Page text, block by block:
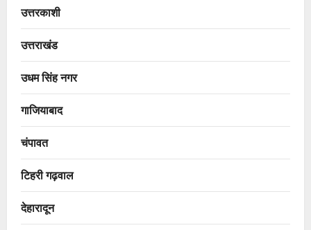
उत्तरकाशी
उत्तराखंड
उधम सिंह नगर
गाजियाबाद
चंपावत
टिहरी गढ़वाल
देहारादून